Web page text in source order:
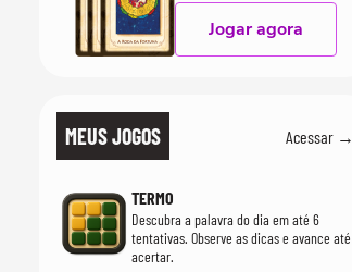
MEUS JOGOS Acessar →
TERMO
Descubra a palavra do dia em até 6
tentativas. Observe as dicas e avance até
acertar.
Jogar agora